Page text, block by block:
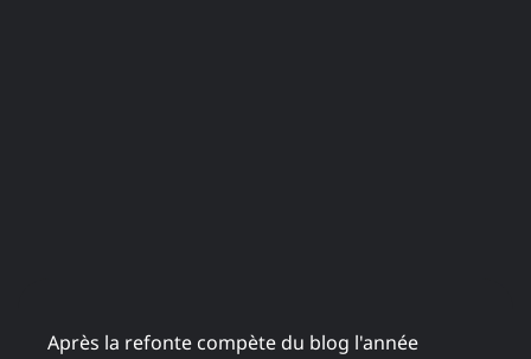
Après la refonte compète du blog l'année